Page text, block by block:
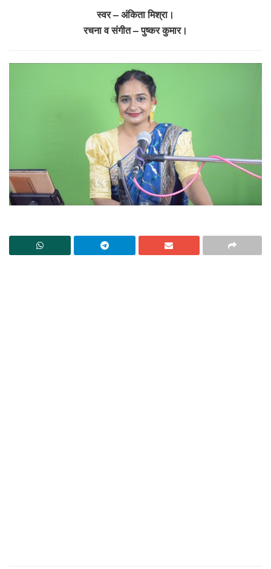
स्वर – अंकिता मिश्रा।
रचना व संगीत – पुष्कर कुमार।